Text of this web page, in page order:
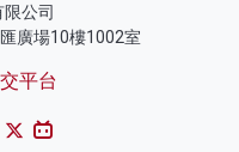
公司
廣場10樓1002室
平台